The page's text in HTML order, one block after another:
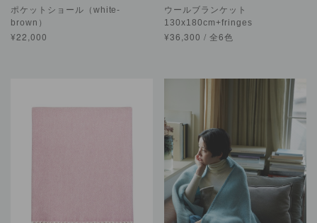
ポケットショール（white-
brown）
¥22,000
ウールブランケット
130x180cm+fringes
¥36,300 / 全6色